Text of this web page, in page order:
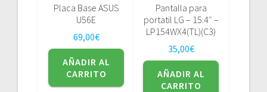
Placa Base ASUS
U56E
69,00€
AÑADIR AL
CARRITO
Pantalla para
portatil LG – 15.4″ –
LP154WX4(TL)(C3)
35,00€
AÑADIR AL
CARRITO